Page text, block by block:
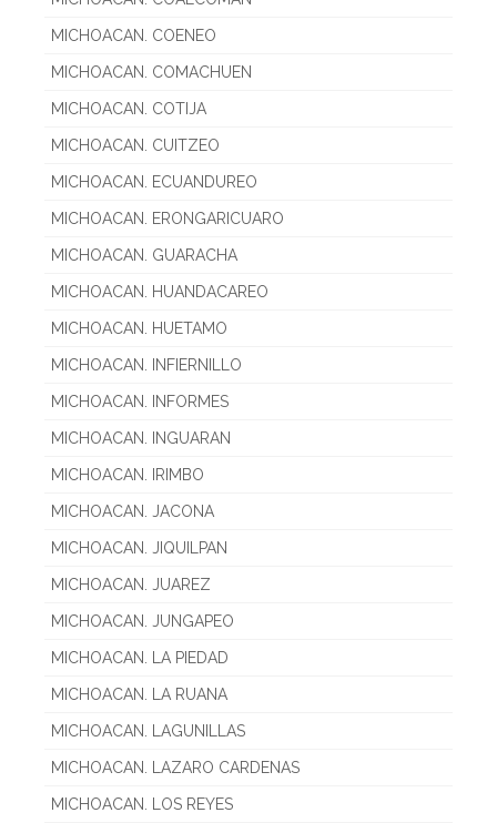
MICHOACAN. COENEO
MICHOACAN. COMACHUEN
MICHOACAN. COTIJA
MICHOACAN. CUITZEO
MICHOACAN. ECUANDUREO
MICHOACAN. ERONGARICUARO
MICHOACAN. GUARACHA
MICHOACAN. HUANDACAREO
MICHOACAN. HUETAMO
MICHOACAN. INFIERNILLO
MICHOACAN. INFORMES
MICHOACAN. INGUARAN
MICHOACAN. IRIMBO
MICHOACAN. JACONA
MICHOACAN. JIQUILPAN
MICHOACAN. JUAREZ
MICHOACAN. JUNGAPEO
MICHOACAN. LA PIEDAD
MICHOACAN. LA RUANA
MICHOACAN. LAGUNILLAS
MICHOACAN. LAZARO CARDENAS
MICHOACAN. LOS REYES